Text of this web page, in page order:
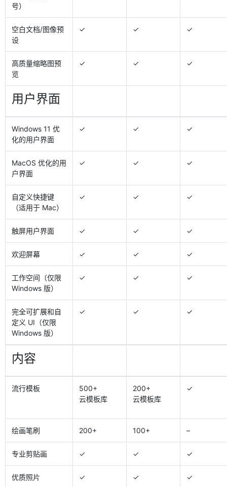
号）
空白文档/图像预
设
✓ ✓ ✓
高质量缩略图预
览
✓ ✓ ✓
用户界面
Windows 11 优
化的用户界面
✓ ✓ ✓
MacOS 优化的用
户界面
✓ ✓ ✓
自定义快捷键
（适用于 Mac）
✓ ✓ ✓
触屏用户界面 ✓ ✓ ✓
欢迎屏幕 ✓ ✓ ✓
工作空间（仅限
Windows 版）
✓ ✓ ✓
完全可扩展和自
定义 UI（仅限
Windows 版）
✓ ✓ ✓
内容
流行模板
500+
云模板库
200+
云模板库
✓
绘画笔刷 200+ 100+ –
专业剪贴画 ✓ ✓ ✓
优质照片 ✓ ✓ ✓